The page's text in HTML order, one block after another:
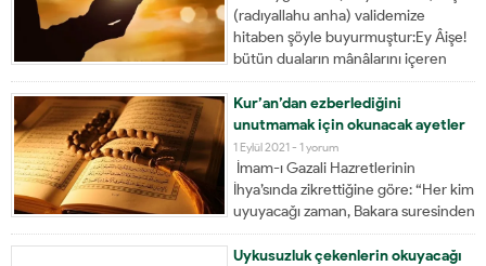
muhsinu yâ mücmilu yâ mün'imu yâ
mufdıl....
(radıyallahu anha) validemize
hitaben şöyle buyurmuştur:Ey Âişe!
bütün duaların mânâlarını içeren
cümleler ile dua ederek şöyle de:Ey
Allahım! Ben senden hayrın
tamamını, hâzırını, geleceğini,
bildiğimi ve bilmediğimi talep
ederim. Şerrin bütününden,
hâzırından ve geleceğinden,
bildiğimden...
Kur’an’dan ezberlediğini
unutmamak için okunacak ayetler
1 Eylül 2021 - 1 yorum
İmam-ı Gazali Hazretlerinin
İhya’sında zikrettiğine göre: “Her kim
uyuyacağı zaman, Bakara suresinden
163 ve 164. ayetleri okursa, Allah(u
Teala Hazretleri) o kişiye Kur’an’dan
Uykusuzluk çekenlerin okuyacağı